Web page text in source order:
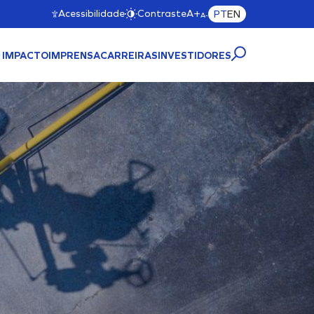
Acessibilidade ContrasteA+A- PTEN
PORTUÁRIA
IMPACTOIMPRENSACARREIRASINVESTIDORES